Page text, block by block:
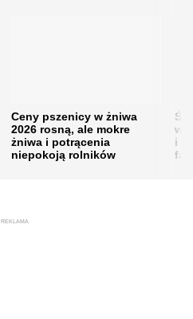
Ceny pszenicy w żniwa
2026 rosną, ale mokre
żniwa i potrącenia
niepokoją rolników
i
REKLAMA